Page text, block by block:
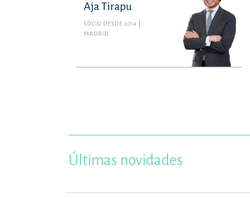
Aja Tirapu
SÓCIO DESDE 2014
MADRID
Últimas novidades